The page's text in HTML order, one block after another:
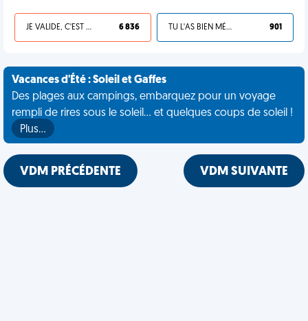
JE VALIDE, C'EST UNE VDM 6 836 TU L'AS BIEN MÉRITÉ 901
Vacances d'Été : Soleil et Gaffes
Des plages aux campings, embarquez pour un voyage
rempli de rires sous le soleil... et quelques coups de soleil !
Plus…
VDM PRÉCÉDENTE VDM SUIVANTE